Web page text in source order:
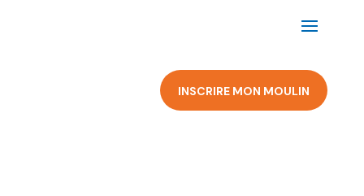
INSCRIRE MON MOULIN